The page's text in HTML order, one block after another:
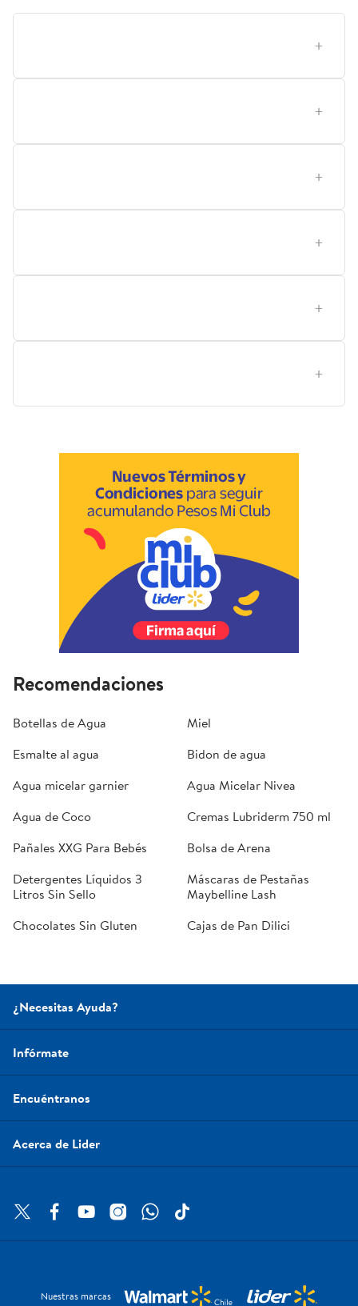
Recomendaciones
Botellas de Agua
Miel
Esmalte al agua
Bidon de agua
Agua micelar garnier
Agua Micelar Nivea
Agua de Coco
Cremas Lubriderm 750 ml
Pañales XXG Para Bebés
Bolsa de Arena
Detergentes Líquidos 3
Litros Sin Sello
Máscaras de Pestañas
Maybelline Lash
Chocolates Sin Gluten
Cajas de Pan Dilici
¿Necesitas Ayuda?
Infórmate
Encuéntranos
Acerca de Lider
Nuestras marcas